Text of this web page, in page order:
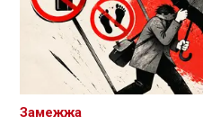
Замежжа